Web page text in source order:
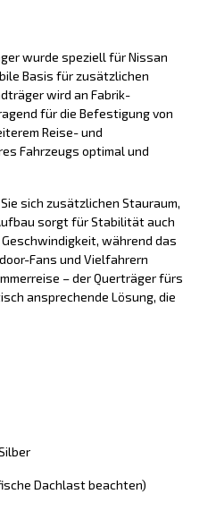
wurde speziell für Nissan
Basis für zusätzlichen
wird an Fabrik-
für die Befestigung von
Reise- und
Fahrzeugs optimal und
sich zusätzlichen Stauraum,
sorgt für Stabilität auch
während das
Fans und Vielfahrern
– der Querträger fürs
ansprechende Lösung, die
Dachlast beachten)